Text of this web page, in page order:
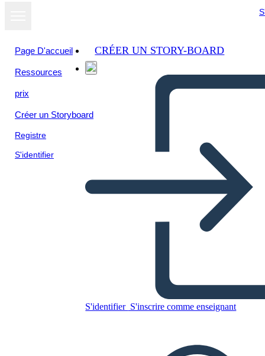
Page D'accueil
Ressources
prix
Créer un Storyboard
Registre
S'identifier
CRÉER UN STORY-BOARD
S'identifier S'inscrire comme enseignant